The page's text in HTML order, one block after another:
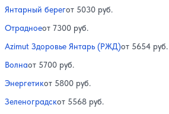
Янтарный берегот 5030 руб.
Отрадноеот 7300 руб.
Azimut Здоровье Янтарь (РЖД)от 5654 руб.
Волнаот 5700 руб.
Энергетикот 5800 руб.
Зеленоградскот 5568 руб.